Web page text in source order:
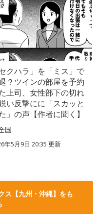
セクハラ」を「ミス」で
？ツインの部屋を予約
上司、女性部下の切れ
い反撃にに「スカッと
」の声【作者に聞く】
国
年5月9日 20:35 更新
ス【九州・沖縄】をも